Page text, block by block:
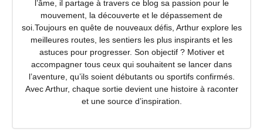
l’âme, il partage à travers ce blog sa passion pour le
mouvement, la découverte et le dépassement de
soi.Toujours en quête de nouveaux défis, Arthur explore les
meilleures routes, les sentiers les plus inspirants et les
astuces pour progresser. Son objectif ? Motiver et
accompagner tous ceux qui souhaitent se lancer dans
l’aventure, qu’ils soient débutants ou sportifs confirmés.
Avec Arthur, chaque sortie devient une histoire à raconter
et une source d’inspiration.